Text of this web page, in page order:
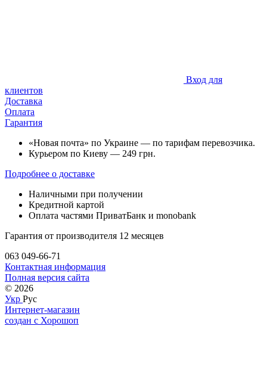
Вход для
клиентов
Доставка
Оплата
Гарантия
«Новая почта» по Украине — по тарифам перевозчика.
Курьером по Киеву — 249 грн.
Подробнее о доставке
Наличными при получении
Кредитной картой
Оплата частями ПриватБанк и monobank
Гарантия от производителя 12 месяцев
063 049-66-71
Контактная информация
Полная версия сайта
© 2026
Укр Рус
Интернет-магазин
создан с Хорошоп